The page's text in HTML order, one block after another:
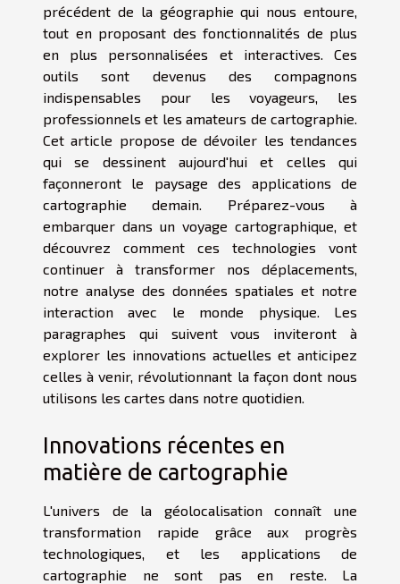
précédent de la géographie qui nous entoure,
tout en proposant des fonctionnalités de plus
en plus personnalisées et interactives. Ces
outils sont devenus des compagnons
indispensables pour les voyageurs, les
professionnels et les amateurs de cartographie.
Cet article propose de dévoiler les tendances
qui se dessinent aujourd'hui et celles qui
façonneront le paysage des applications de
cartographie demain. Préparez-vous à
embarquer dans un voyage cartographique, et
découvrez comment ces technologies vont
continuer à transformer nos déplacements,
notre analyse des données spatiales et notre
interaction avec le monde physique. Les
paragraphes qui suivent vous inviteront à
explorer les innovations actuelles et anticipez
celles à venir, révolutionnant la façon dont nous
utilisons les cartes dans notre quotidien.
Innovations récentes en
matière de cartographie
L'univers de la géolocalisation connaît une
transformation rapide grâce aux progrès
technologiques, et les applications de
cartographie ne sont pas en reste. La